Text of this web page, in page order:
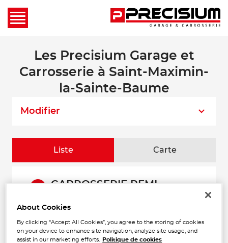
Les Precisium Garage et
Carrosserie à Saint-Maximin-
la-Sainte-Baume
Modifier
Liste Carte
22.16
CARROSSERIE REMI
83870 SIGNES
Téléphone
About Cookies
By clicking “Accept All Cookies”, you agree to the storing of cookies
on your device to enhance site navigation, analyze site usage, and
assist in our marketing efforts.
Politique de cookies